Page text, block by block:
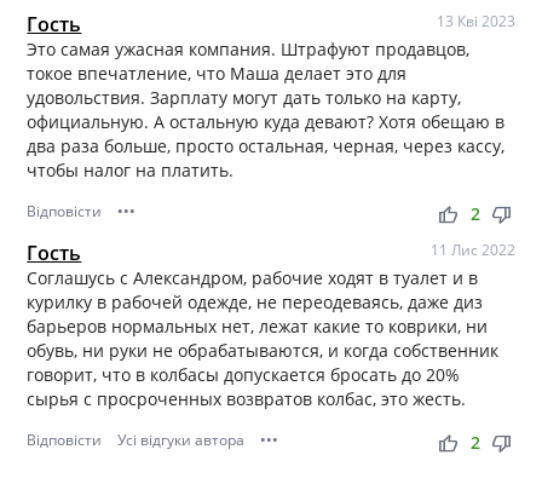
Гость 13 Кві 2023
Это самая ужасная компания. Штрафуют продавцов,
токое впечатление, что Маша делает это для
удовольствия. Зарплату могут дать только на карту,
официальную. А остальную куда девают? Хотя обещаю в
два раза больше, просто остальная, черная, через кассу,
чтобы налог на платить.
Відповісти ••• thumb_up thumb_down
2
Гость 11 Лис 2022
Соглашусь с Александром, рабочие ходят в туалет и в
курилку в рабочей одежде, не переодеваясь, даже диз
барьеров нормальных нет, лежат какие то коврики, ни
обувь, ни руки не обрабатываются, и когда собственник
говорит, что в колбасы допускается бросать до 20%
сырья с просроченных возвратов колбас, это жесть.
Відповісти Усі відгуки автора ••• thumb_up thumb_down
2